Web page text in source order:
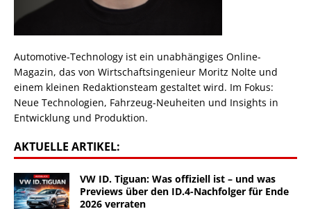
Automotive-Technology ist ein unabhängiges Online-
Magazin, das von Wirtschaftsingenieur Moritz Nolte und
einem kleinen Redaktionsteam gestaltet wird. Im Fokus:
Neue Technologien, Fahrzeug-Neuheiten und Insights in
Entwicklung und Produktion.
AKTUELLE ARTIKEL:
VW ID. Tiguan: Was offiziell ist – und was
Previews über den ID.4-Nachfolger für Ende
2026 verraten